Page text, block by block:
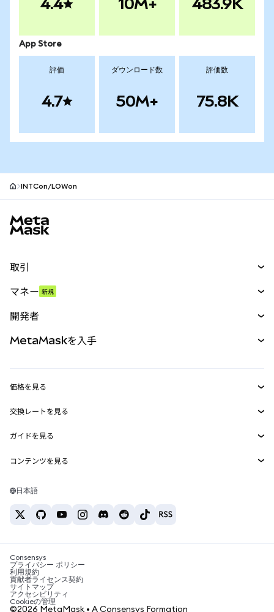
4.4 10M+ 483.9K
App Store
評価
4.7
ダウンロード数
50M+
評価数
75.8K
INTCon/LOWon
取引
パーペチュアル
RWA
マネー 新規
開発者
MetaMask Connect
Snaps
Web3サービス
MetaMaskを入手
セキュリティ
サポート
キャリア
お問い合わせ
価格を見る
イーサリアムの価格
Solanaの価格
Tetherの価格
交換レートを見る
ETH→USD
USDT→INR
BTC→INR
ETH→USDT
ガイドを見る
ETHの購入
USDTの購入
SHIBの購入
BNBの購入
コンテンツを見る
Solanaウォレット
税制関連ニュース
暗号資産の購入方法は？
ビットコインを売るには？
日本語
Consensys
プライバシー ポリシー
利用規約
貢献者ライセンス契約
サイトマップ
アクセシビリティ
Cookieの管理
©2026 MetaMask • A Consensys Formation